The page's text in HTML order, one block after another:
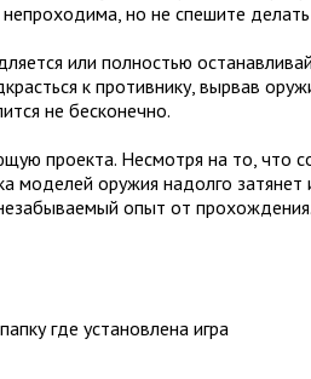
непроходима, но не спешите
или полностью
к противнику, вырвав
не бесконечно.
проекта. Несмотря на то, что
моделей оружия надолго затянет
опыт от прохождения.
где установлена игра